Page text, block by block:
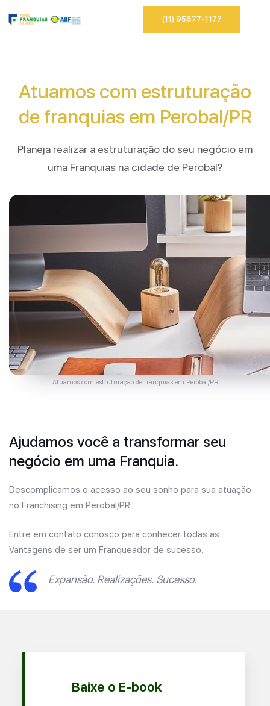
(11) 95877-1177
Atuamos com estruturação
de franquias em Perobal/PR
Planeja realizar a estruturação do seu negócio em
uma Franquias na cidade de Perobal?
Atuamos com estruturação de franquias em Perobal/PR
Ajudamos você a transformar seu
negócio em uma Franquia.
Descomplicamos o acesso ao seu sonho para sua atuação
no Franchising em Perobal/PR
Entre em contato conosco para conhecer todas as
Vantagens de ser um Franqueador de sucesso.
Expansão. Realizações. Sucesso.
Baixe o E-book